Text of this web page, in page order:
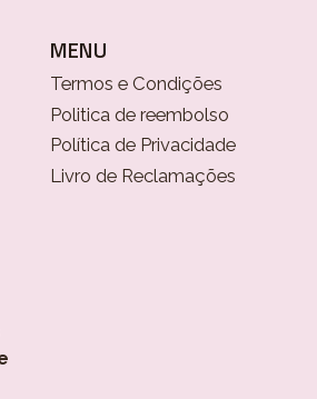
MENU
Termos e Condições
Politica de reembolso
Política de Privacidade
Livro de Reclamações